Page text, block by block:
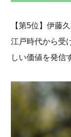
【第5位】伊藤
江戸時代から受
しい価値を発信